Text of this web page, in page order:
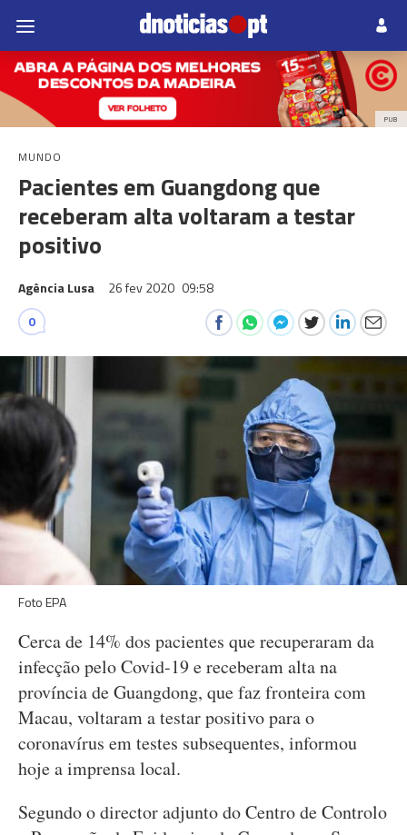
PUB
MUNDO
Pacientes em Guangdong que
receberam alta voltaram a testar
positivo
Agência Lusa 26 fev 2020 09:58
0
Foto EPA
Cerca de 14% dos pacientes que recuperaram da
infecção pelo Covid-19 e receberam alta na
província de Guangdong, que faz fronteira com
Macau, voltaram a testar positivo para o
coronavírus em testes subsequentes, informou
hoje a imprensa local.
Segundo o director adjunto do Centro de Controlo